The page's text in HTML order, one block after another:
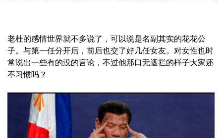
老杜的感情世界就不多说了，可以说是名副其实的花花公
子。与第一任分开后，前后也交了好几任女友。对女性也时
常说出一些有的没的言论，不过他那口无遮拦的样子大家还
不习惯吗？